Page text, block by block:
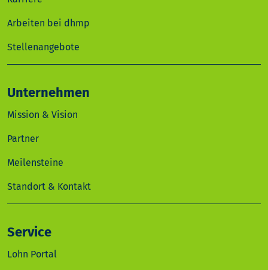
Arbeiten bei dhmp
Stellenangebote
Unternehmen
Mission & Vision
Partner
Meilensteine
Standort & Kontakt
Service
Lohn Portal